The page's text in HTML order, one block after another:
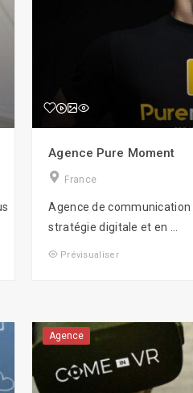
Agence Pure Moment
France
Agence de
stratégie digitale et en ...
Prévisualiser
Agence